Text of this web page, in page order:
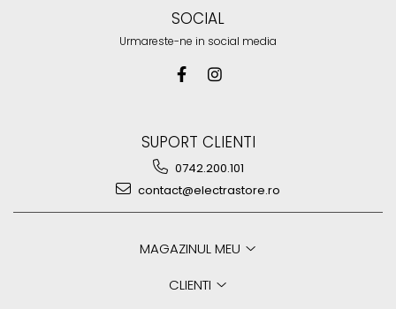
SOCIAL
Urmareste-ne in social media
SUPORT CLIENTI
0742.200.101
contact@electrastore.ro
MAGAZINUL MEU
CLIENTI